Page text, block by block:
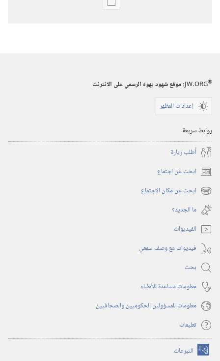
خيارات
سبتمبر‏
JW.ORG®
:‏ موقع شهود يهوه الرسمي على الانترنت
إعدادات المظهر
روابط سريعة
أُطلب زيارة
ابحث عن اجتماع (يفتح
نافذة ابحث عن مكان الاجتماع (يفتح
نافذة
جديدة)
ما الجديد؟‏
الفيديوات
فيديوات مع وصف سمعي
بحث
معلومات مساعِدة للأطباء
معلومات للمسؤولين الحكوميين والصحافيين
تعليمات
التبرعات (يفتح